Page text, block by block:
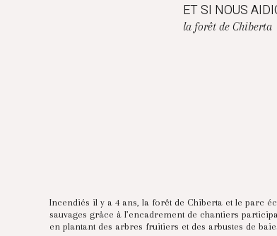
ET SI NOUS
la forêt de Chiberta
Incendiés il y a 4 ans, la forêt de Chiberta et le parc
sauvages grâce à l’encadrement de chantiers
en plantant des arbres fruitiers et des arbustes de